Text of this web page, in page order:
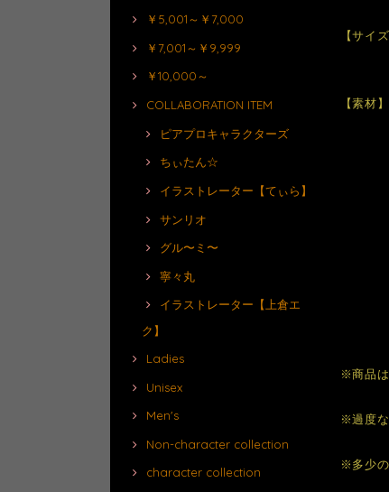
￥5,001～￥7,000
￥7,001～￥9,999
￥10,000～
COLLABORATION ITEM
ピアプロキャラクターズ
ちぃたん☆
イラストレーター【てぃら】
サンリオ
グル〜ミ〜
寧々丸
イラストレーター【上倉エ
ク】
Ladies
Unisex
Men's
Non-character collection
character collection
【サイ
横
【素材
※商品は
※過度
※多少の